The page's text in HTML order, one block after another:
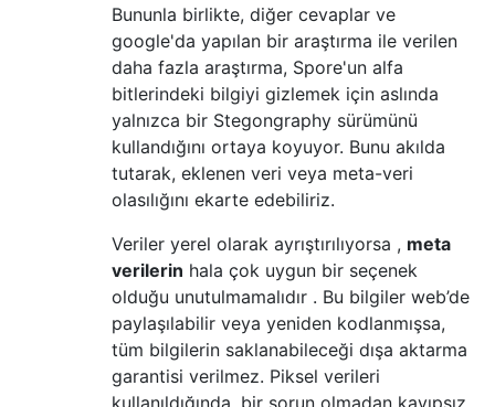
Bununla birlikte, diğer cevaplar ve
google'da yapılan bir araştırma ile verilen
daha fazla araştırma, Spore'un alfa
bitlerindeki bilgiyi gizlemek için aslında
yalnızca bir Stegongraphy sürümünü
kullandığını ortaya koyuyor. Bunu akılda
tutarak, eklenen veri veya meta-veri
olasılığını ekarte edebiliriz.
Veriler yerel olarak ayrıştırılıyorsa , meta
verilerin hala çok uygun bir seçenek
olduğu unutulmamalıdır . Bu bilgiler web’de
paylaşılabilir veya yeniden kodlanmışsa,
tüm bilgilerin saklanabileceği dışa aktarma
garantisi verilmez. Piksel verileri
kullanıldığında, bir sorun olmadan kayıpsız